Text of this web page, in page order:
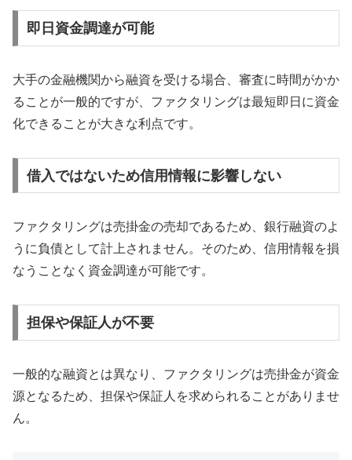
即日資金調達が可能
大手の金融機関から融資を受ける場合、審査に時間がかか
ることが一般的ですが、ファクタリングは最短即日に資金
化できることが大きな利点です。
借入ではないため信用情報に影響しない
ファクタリングは売掛金の売却であるため、銀行融資のよ
うに負債として計上されません。そのため、信用情報を損
なうことなく資金調達が可能です。
担保や保証人が不要
一般的な融資とは異なり、ファクタリングは売掛金が資金
源となるため、担保や保証人を求められることがありませ
ん。